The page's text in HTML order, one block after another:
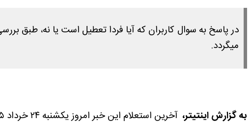
میگردد.
به گزارش اینتیتر، آخرین استعلام این خبر امروز یکشنبه ۲۴ خرداد ۱۴۰۵ ساعت ۱۵:۴۵ انجام شده است.